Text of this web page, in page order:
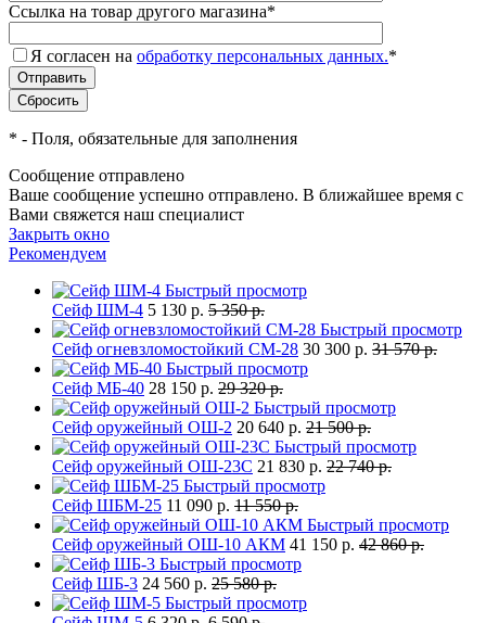
Ссылка на товар другого магазина*
Я согласен на обработку персональных данных.*
* - Поля, обязательные для заполнения
Сообщение отправлено
Ваше сообщение успешно отправлено. В ближайшее время с
Вами свяжется наш специалист
Закрыть окно
Рекомендуем
Быстрый просмотр
Сейф ШМ-4 5 130 р. 5 350 р.
Быстрый просмотр
Сейф огневзломостойкий СМ-28 30 300 р. 31 570 р.
Быстрый просмотр
Сейф МБ-40 28 150 р. 29 320 р.
Быстрый просмотр
Сейф оружейный ОШ-2 20 640 р. 21 500 р.
Быстрый просмотр
Сейф оружейный ОШ-23С 21 830 р. 22 740 р.
Быстрый просмотр
Сейф ШБМ-25 11 090 р. 11 550 р.
Быстрый просмотр
Сейф оружейный ОШ-10 АКМ 41 150 р. 42 860 р.
Быстрый просмотр
Сейф ШБ-3 24 560 р. 25 580 р.
Быстрый просмотр